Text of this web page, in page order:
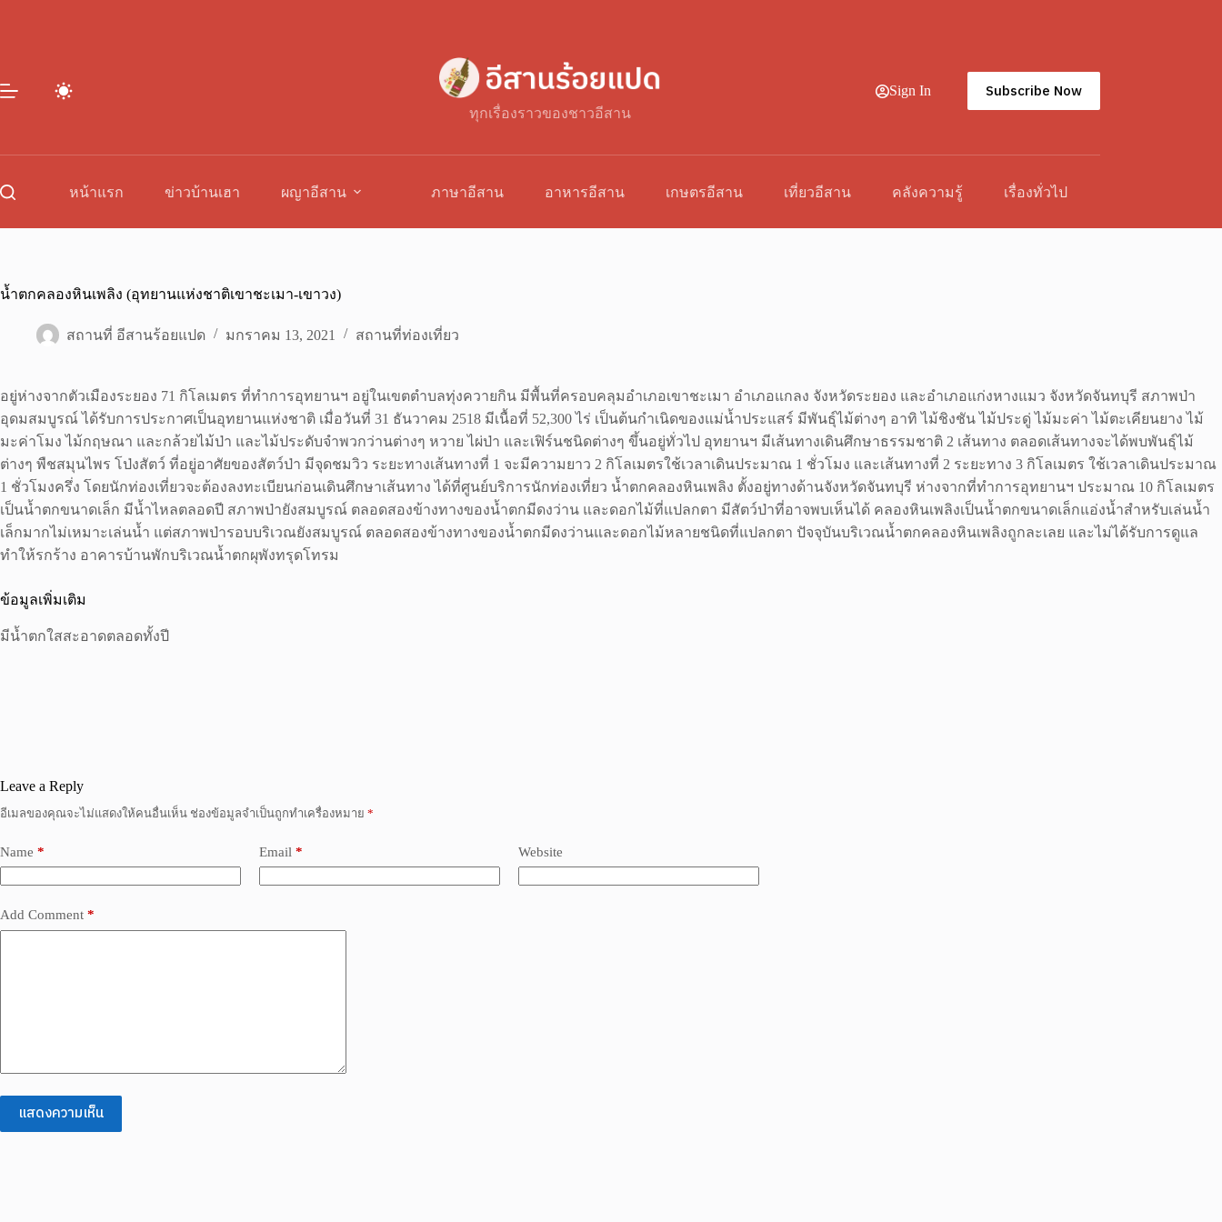
ทุกเรื่องราวของชาวอีสาน
Sign In Subscribe Now
หน้าแรก ข่าวบ้านเฮา ผญาอีสาน ภาษาอีสาน อาหารอีสาน เกษตรอีสาน เที่ยวอีสาน คลังความรู้ เรื่องทั่วไป
น้ำตกคลองหินเพลิง (อุทยานแห่งชาติเขาชะเมา-เขาวง)
สถานที่ อีสานร้อยแปด มกราคม 13, 2021 สถานที่ท่องเที่ยว
อยู่ห่างจากตัวเมืองระยอง 71 กิโลเมตร ที่ทำการอุทยานฯ อยู่ในเขตตำบลทุ่งควายกิน มีพื้นที่ครอบคลุมอำเภอเขาชะเมา อำเภอแกลง จังหวัดระยอง และอำเภอแก่งหางแมว จังหวัดจันทบุรี สภาพป่า
อุดมสมบูรณ์ ได้รับการประกาศเป็นอุทยานแห่งชาติ เมื่อวันที่ 31 ธันวาคม 2518 มีเนื้อที่ 52,300 ไร่ เป็นต้นกำเนิดของแม่น้ำประแสร์ มีพันธุ์ไม้ต่างๆ อาทิ ไม้ชิงชัน ไม้ประดู่ ไม้มะค่า ไม้ตะเคียนยาง ไม้
มะค่าโมง ไม้กฤษณา และกล้วยไม้ป่า และไม้ประดับจำพวกว่านต่างๆ หวาย ไผ่ป่า และเฟิร์นชนิดต่างๆ ขึ้นอยู่ทั่วไป อุทยานฯ มีเส้นทางเดินศึกษาธรรมชาติ 2 เส้นทาง ตลอดเส้นทางจะได้พบพันธุ์ไม้
ต่างๆ พืชสมุนไพร โป่งสัตว์ ที่อยู่อาศัยของสัตว์ป่า มีจุดชมวิว ระยะทางเส้นทางที่ 1 จะมีความยาว 2 กิโลเมตรใช้เวลาเดินประมาณ 1 ชั่วโมง และเส้นทางที่ 2 ระยะทาง 3 กิโลเมตร ใช้เวลาเดินประมาณ
1 ชั่วโมงครึ่ง โดยนักท่องเที่ยวจะต้องลงทะเบียนก่อนเดินศึกษาเส้นทาง ได้ที่ศูนย์บริการนักท่องเที่ยว น้ำตกคลองหินเพลิง ตั้งอยู่ทางด้านจังหวัดจันทบุรี ห่างจากที่ทำการอุทยานฯ ประมาณ 10 กิโลเมตร
เป็นน้ำตกขนาดเล็ก มีน้ำไหลตลอดปี สภาพป่ายังสมบูรณ์ ตลอดสองข้างทางของน้ำตกมีดงว่าน และดอกไม้ที่แปลกตา มีสัตว์ป่าที่อาจพบเห็นได้ คลองหินเพลิงเป็นน้ำตกขนาดเล็กแอ่งน้ำสำหรับเล่นน้ำ
เล็กมากไม่เหมาะเล่นน้ำ แต่สภาพป่ารอบบริเวณยังสมบูรณ์ ตลอดสองข้างทางของน้ำตกมีดงว่านและดอกไม้หลายชนิดที่แปลกตา ปัจจุบันบริเวณน้ำตกคลองหินเพลิงถูกละเลย และไม่ได้รับการดูแล
ทำให้รกร้าง อาคารบ้านพักบริเวณน้ำตกผุพังทรุดโทรม
ข้อมูลเพิ่มเติม
มีน้ำตกใสสะอาดตลอดทั้งปี
Leave a Reply
อีเมลของคุณจะไม่แสดงให้คนอื่นเห็น ช่องข้อมูลจำเป็นถูกทำเครื่องหมาย *
Name * Email * Website
Add Comment *
แสดงความเห็น